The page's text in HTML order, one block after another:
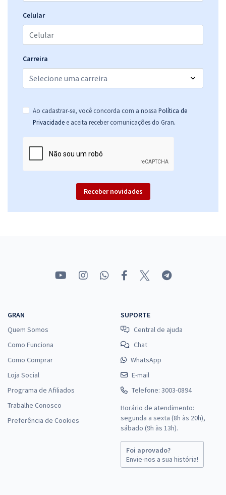
PC ES - Polícia Civil do Estado do Espírito Santo - Delegado de Polícia
Comprar
Celular
Carreira
Ao cadastrar-se, você concorda com a nossa Política de
Privacidade e aceita receber comunicações do Gran.
Receber novidades
GRAN
Quem Somos
Como Funciona
Como Comprar
Loja Social
Programa de Afiliados
Trabalhe Conosco
Preferência de Cookies
SUPORTE
Central de ajuda
Chat
WhatsApp
E-mail
Telefone: 3003-0894
Horário de atendimento:
segunda a sexta (8h às 20h),
sábado (9h às 13h).
Foi aprovado?
Envie-nos a sua história!